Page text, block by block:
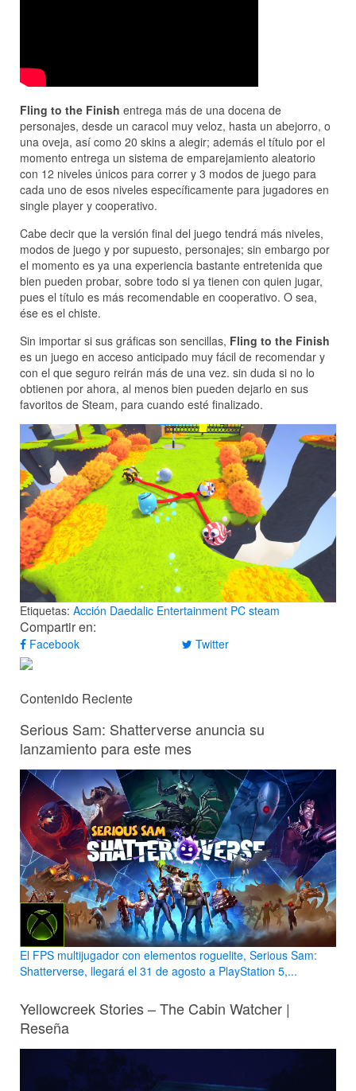
Fling to the Finish entrega más de una docena de
personajes, desde un caracol muy veloz, hasta un abejorro, o
una oveja, así como 20 skins a alegir; además el título por el
momento entrega un sistema de emparejamiento aleatorio
con 12 niveles únicos para correr y 3 modos de juego para
cada uno de esos niveles específicamente para jugadores en
single player y cooperativo.
Cabe decir que la versión final del juego tendrá más niveles,
modos de juego y por supuesto, personajes; sin embargo por
el momento es ya una experiencia bastante entretenida que
bien pueden probar, sobre todo si ya tienen con quien jugar,
pues el título es más recomendable en cooperativo. O sea,
ése es el chiste.
Sin importar si sus gráficas son sencillas, Fling to the Finish
es un juego en acceso anticipado muy fácil de recomendar y
con el que seguro reirán más de una vez. sin duda si no lo
obtienen por ahora, al menos bien pueden dejarlo en sus
favoritos de Steam, para cuando esté finalizado.
Etiquetas: Acción Daedalic Entertainment PC steam
Compartir en:
Facebook Twitter
Contenido Reciente
Serious Sam: Shatterverse anuncia su
lanzamiento para este mes
El FPS multijugador con elementos roguelite, Serious Sam:
Shatterverse, llegará el 31 de agosto a PlayStation 5,...
Yellowcreek Stories – The Cabin Watcher |
Reseña